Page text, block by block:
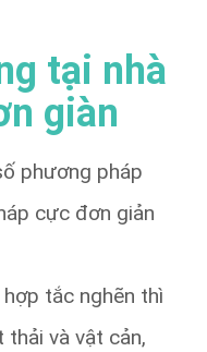
tại nhà
giàn
phương pháp
cực đơn giản
tắc nghẽn thì
thải và vật cản,